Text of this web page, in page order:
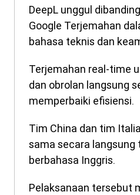
DeepL unggul
Google Terjemahan
bahasa teknis dan
Terjemahan real-time
dan obrolan langsung
memperbaiki efisiensi.
Tim China dan tim
sama secara langsung
berbahasa Inggris.
Pelaksanaan tersebut